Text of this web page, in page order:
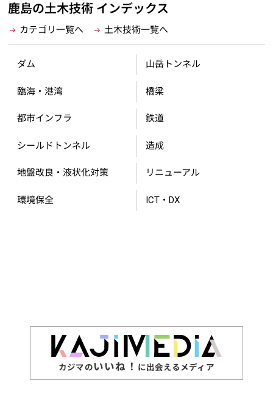
鹿島の土木技術 インデックス
カテゴリ一覧へ 土木技術一覧へ
ダム 山岳トンネル
臨海・港湾 橋梁
都市インフラ 鉄道
シールドトンネル 造成
地盤改良・液状化対策 リニューアル
環境保全 ICT・DX
カジマのいいね！ に出会えるメディア